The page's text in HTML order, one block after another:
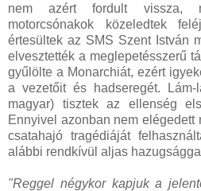
nem azért fordult vissza,
motorcsónakok közeledtek
értesültek az SMS Szent István
elvesztették a meglepetésszerű
gyűlölte a Monarchiát, ezért
a vezetőit és hadseregét.
magyar) tisztek az ellenség
Ennyivel azonban nem elégedett
csatahajó tragédiáját
alábbi rendkívül aljas
"Reggel négykor kapjuk a